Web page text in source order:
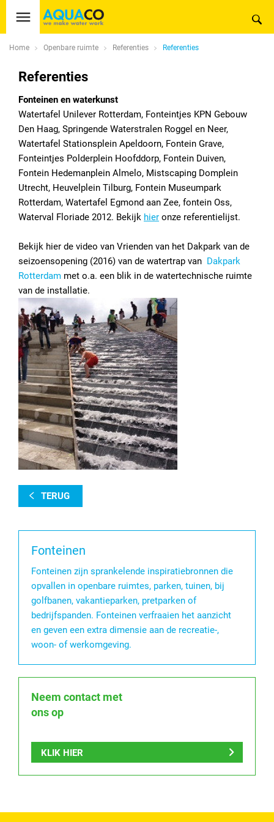
Home Openbare ruimte Referenties Referenties
Referenties
Fonteinen en waterkunst
Watertafel Unilever Rotterdam, Fonteintjes KPN Gebouw
Den Haag, Springende Waterstralen Roggel en Neer,
Watertafel Stationsplein Apeldoorn, Fontein Grave,
Fonteintjes Polderplein Hoofddorp, Fontein Duiven,
Fontein Hedemanplein Almelo, Mistscaping Domplein
Utrecht, Heuvelplein Tilburg, Fontein Museumpark
Rotterdam, Watertafel Egmond aan Zee, fontein Oss,
Waterval Floriade 2012. Bekijk hier onze referentielijst.
Bekijk hier de video van Vrienden van het Dakpark van de
seizoensopening (2016) van de watertrap van Dakpark
Rotterdam met o.a. een blik in de watertechnische ruimte
van de installatie.
TERUG
Fonteinen
Fonteinen zijn sprankelende inspiratiebronnen die
opvallen in openbare ruimtes, parken, tuinen, bij
golfbanen, vakantieparken, pretparken of
bedrijfspanden. Fonteinen verfraaien het aanzicht
en geven een extra dimensie aan de recreatie-,
woon- of werkomgeving.
Neem contact met
ons op
KLIK HIER